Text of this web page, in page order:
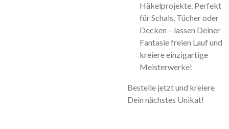
Häkelprojekte. Perfekt
für Schals, Tücher oder
Decken – lassen Deiner
Fantasie freien Lauf und
kreiere einzigartige
Meisterwerke!
Bestelle jetzt und kreiere
Dein nächstes Unikat!